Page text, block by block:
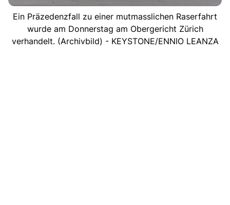
Ein Präzedenzfall zu einer mutmasslichen Raserfahrt
wurde am Donnerstag am Obergericht Zürich
verhandelt. (Archivbild) - KEYSTONE/ENNIO LEANZA